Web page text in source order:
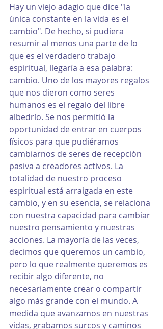
Hay un viejo adagio que dice "la
única constante en la vida es el
cambio". De hecho, si pudiera
resumir al menos una parte de lo
que es el verdadero trabajo
espiritual, llegaría a esa palabra:
cambio. Uno de los mayores regalos
que nos dieron como seres
humanos es el regalo del libre
albedrío. Se nos permitió la
oportunidad de entrar en cuerpos
físicos para que pudiéramos
cambiarnos de seres de recepción
pasiva a creadores activos. La
totalidad de nuestro proceso
espiritual está arraigada en este
cambio, y en su esencia, se relaciona
con nuestra capacidad para cambiar
nuestro pensamiento y nuestras
acciones. La mayoría de las veces,
decimos que queremos un cambio,
pero lo que realmente queremos es
recibir algo diferente, no
necesariamente crear o compartir
algo más grande con el mundo. A
medida que avanzamos en nuestras
vidas, grabamos surcos y caminos